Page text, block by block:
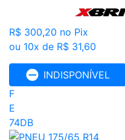
R$ 300,20 no Pix
ou 10x de R$ 31,60
INDISPONÍVEL
F
E
74DB